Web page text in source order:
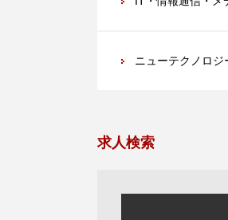
ニューテクノロジ
求人検索